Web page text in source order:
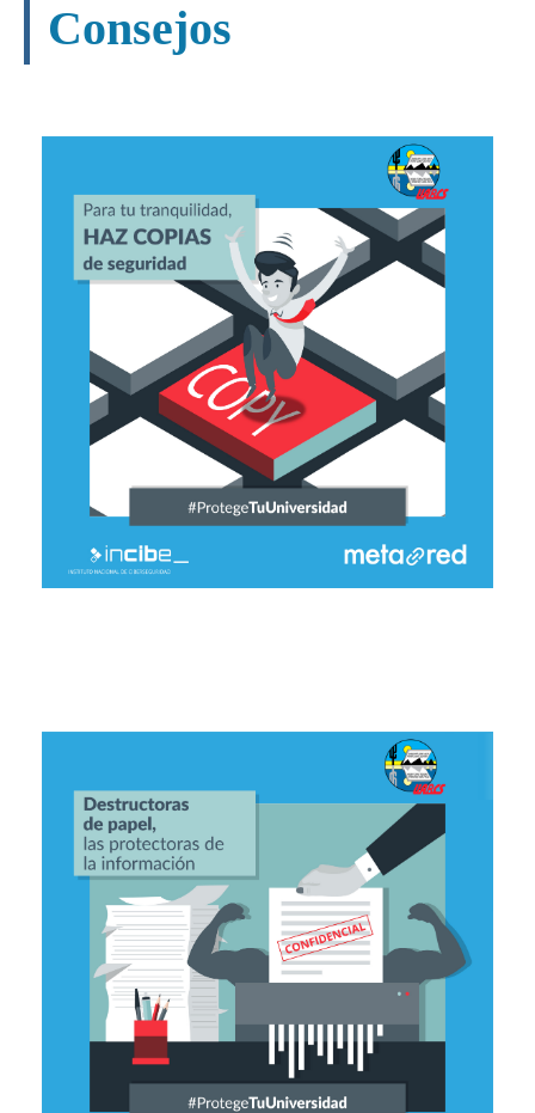
Consejos